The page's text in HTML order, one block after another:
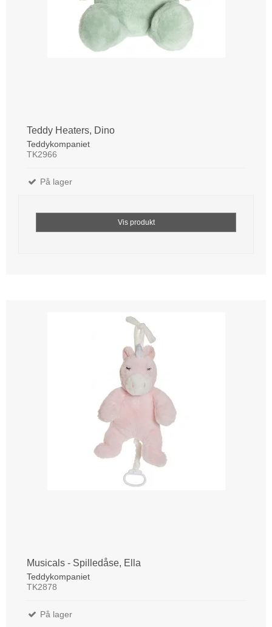
Teddy Heaters, Dino
Teddykompaniet
TK2966
På lager
Vis produkt
Musicals - Spilledåse, Ella
Teddykompaniet
TK2878
På lager